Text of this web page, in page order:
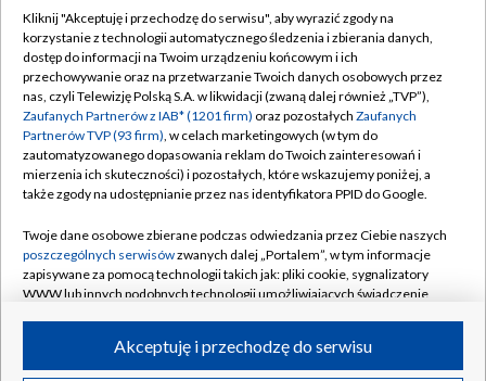
TVP
Abonament TVP
Emisja w TVP
Centrum informacji TVP
Naziemna Telewizja Cyfrowa
Rada Programowa
System NOS
Informacje o nadawcy
Program dla prasy
Regulamin TVP
Polityka prywatności
Moje zgody
Pomoc
Kontakt
Kanały
Kliknij "Akceptuję i przechodzę do serwisu", aby wyrazić zgody na
korzystanie z technologii automatycznego śledzenia i zbierania danych,
dostęp do informacji na Twoim urządzeniu końcowym i ich
przechowywanie oraz na przetwarzanie Twoich danych osobowych przez
nas, czyli Telewizję Polską S.A. w likwidacji (zwaną dalej również „TVP”),
Zaufanych Partnerów z IAB* (1201 firm) oraz pozostałych Zaufanych
Partnerów TVP (93 firm), w celach marketingowych (w tym do
zautomatyzowanego dopasowania reklam do Twoich zainteresowań i
mierzenia ich skuteczności) i pozostałych, które wskazujemy poniżej, a
także zgody na udostępnianie przez nas identyfikatora PPID do Google.
Twoje dane osobowe zbierane podczas odwiedzania przez Ciebie naszych
poszczególnych serwisówzwanych dalej „Portalem”, w tym informacje
zapisywane za pomocą technologii takich jak: pliki cookie, sygnalizatory
WWW lub innych podobnych technologii umożliwiających świadczenie
ruchu w Internecie.Akceptuję i przechodzę do serwisu